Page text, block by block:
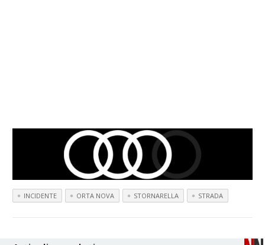
INCIDENTE ORTA NOVA STORNARELLA STRADA